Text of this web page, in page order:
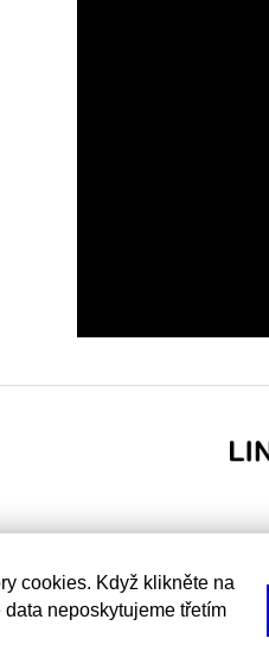
cookies. Když klikněte na
neposkytujeme třetím